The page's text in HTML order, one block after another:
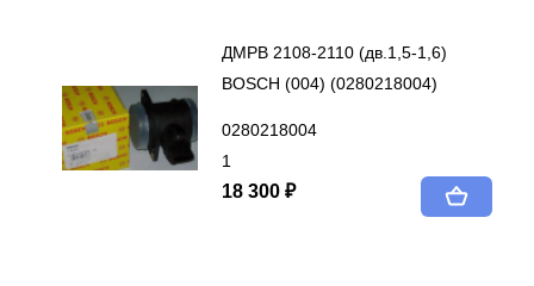
ДМРВ 2108-2110 (дв.1,5-1,6)
BOSCH (004) (0280218004)
0280218004
1
18 300 ₽